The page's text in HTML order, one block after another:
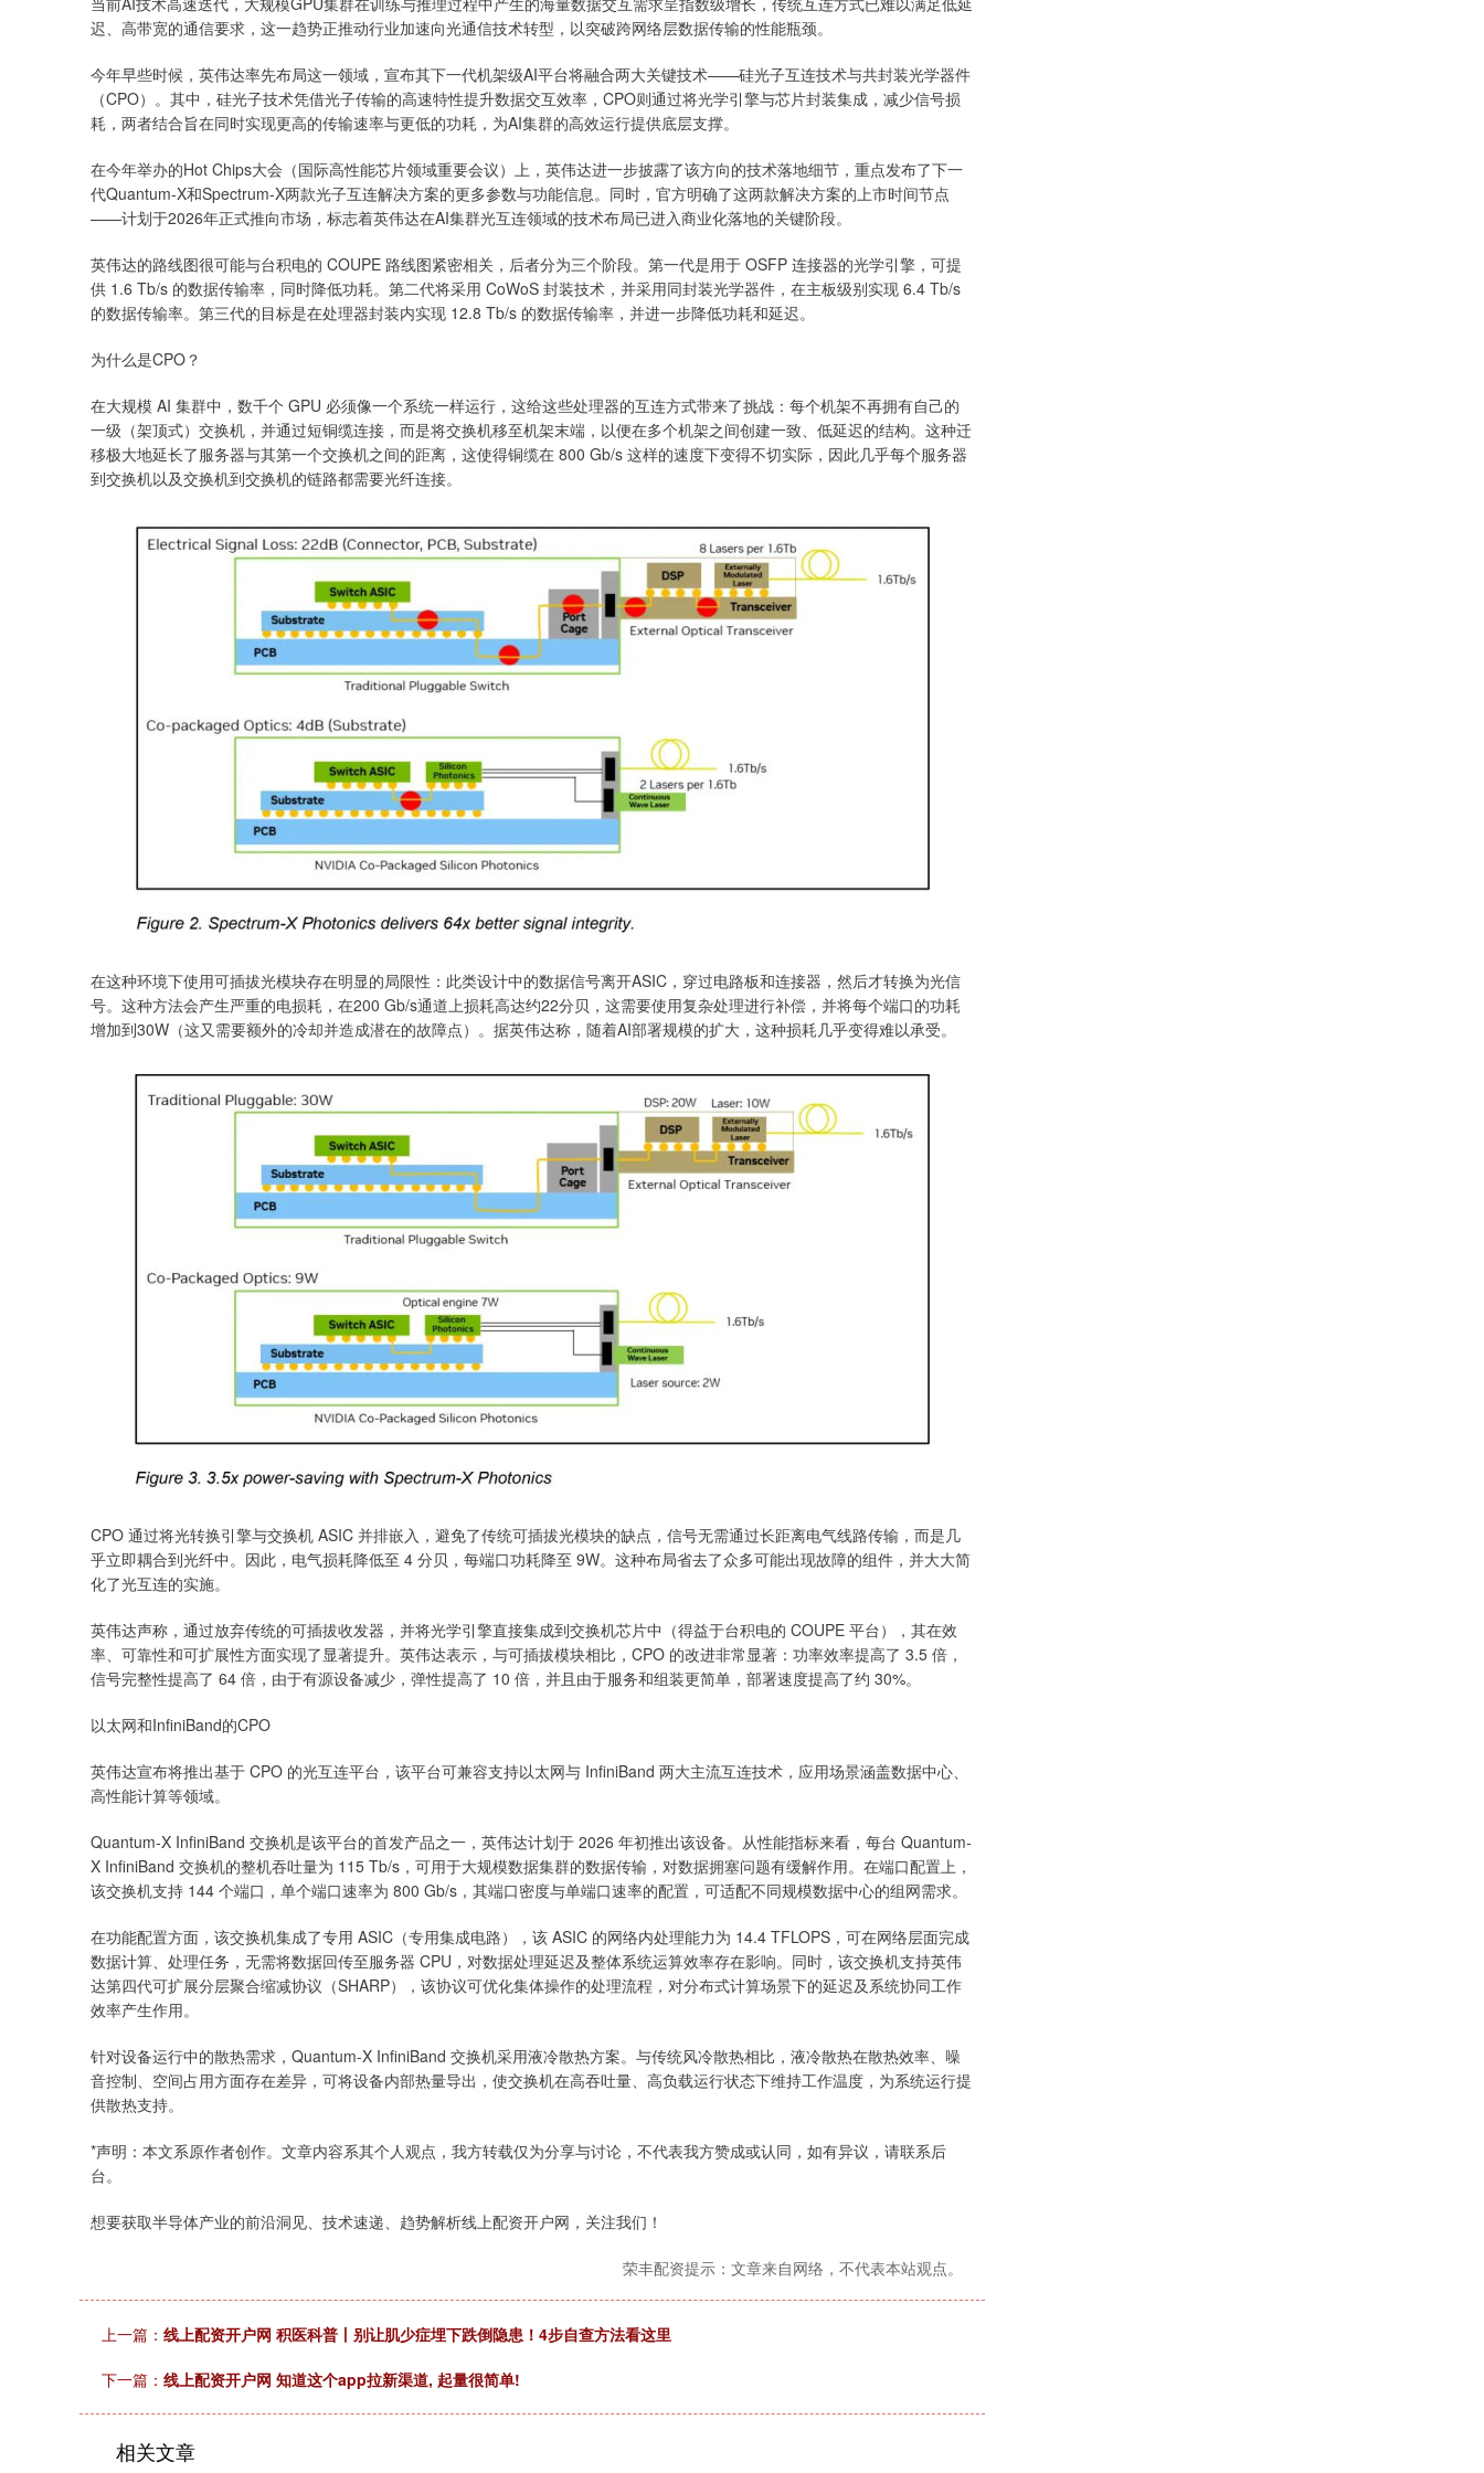
迟、高带宽的通信要求，这一趋势正推动行业加速向光通信技术转型，以突破跨网络层数据传输的性能瓶颈。
今年早些时候，英伟达率先布局这一领域，宣布其下一代机架级AI平台将融合两大关键技术——硅光子互连技术与共封装光学器件
（CPO）。其中，硅光子技术凭借光子传输的高速特性提升数据交互效率，CPO则通过将光学引擎与芯片封装集成，减少信号损
耗，两者结合旨在同时实现更高的传输速率与更低的功耗，为AI集群的高效运行提供底层支撑。
在今年举办的Hot Chips大会（国际高性能芯片领域重要会议）上，英伟达进一步披露了该方向的技术落地细节，重点发布了下一
代Quantum-X和Spectrum-X两款光子互连解决方案的更多参数与功能信息。同时，官方明确了这两款解决方案的上市时间节点
——计划于2026年正式推向市场，标志着英伟达在AI集群光互连领域的技术布局已进入商业化落地的关键阶段。
英伟达的路线图很可能与台积电的 COUPE 路线图紧密相关，后者分为三个阶段。第一代是用于 OSFP 连接器的光学引擎，可提
供 1.6 Tb/s 的数据传输率，同时降低功耗。第二代将采用 CoWoS 封装技术，并采用同封装光学器件，在主板级别实现 6.4 Tb/s
的数据传输率。第三代的目标是在处理器封装内实现 12.8 Tb/s 的数据传输率，并进一步降低功耗和延迟。
为什么是CPO？
在大规模 AI 集群中，数千个 GPU 必须像一个系统一样运行，这给这些处理器的互连方式带来了挑战：每个机架不再拥有自己的
一级（架顶式）交换机，并通过短铜缆连接，而是将交换机移至机架末端，以便在多个机架之间创建一致、低延迟的结构。这种迁
移极大地延长了服务器与其第一个交换机之间的距离，这使得铜缆在 800 Gb/s 这样的速度下变得不切实际，因此几乎每个服务器
到交换机以及交换机到交换机的链路都需要光纤连接。
在这种环境下使用可插拔光模块存在明显的局限性：此类设计中的数据信号离开ASIC，穿过电路板和连接器，然后才转换为光信
号。这种方法会产生严重的电损耗，在200 Gb/s通道上损耗高达约22分贝，这需要使用复杂处理进行补偿，并将每个端口的功耗
增加到30W（这又需要额外的冷却并造成潜在的故障点）。据英伟达称，随着AI部署规模的扩大，这种损耗几乎变得难以承受。
CPO 通过将光转换引擎与交换机 ASIC 并排嵌入，避免了传统可插拔光模块的缺点，信号无需通过长距离电气线路传输，而是几
乎立即耦合到光纤中。因此，电气损耗降低至 4 分贝，每端口功耗降至 9W。这种布局省去了众多可能出现故障的组件，并大大简
化了光互连的实施。
英伟达声称，通过放弃传统的可插拔收发器，并将光学引擎直接集成到交换机芯片中（得益于台积电的 COUPE 平台），其在效
率、可靠性和可扩展性方面实现了显著提升。英伟达表示，与可插拔模块相比，CPO 的改进非常显著：功率效率提高了 3.5 倍，
信号完整性提高了 64 倍，由于有源设备减少，弹性提高了 10 倍，并且由于服务和组装更简单，部署速度提高了约 30%。
以太网和InfiniBand的CPO
英伟达宣布将推出基于 CPO 的光互连平台，该平台可兼容支持以太网与 InfiniBand 两大主流互连技术，应用场景涵盖数据中心、
高性能计算等领域。
Quantum-X InfiniBand 交换机是该平台的首发产品之一，英伟达计划于 2026 年初推出该设备。从性能指标来看，每台 Quantum-
X InfiniBand 交换机的整机吞吐量为 115 Tb/s，可用于大规模数据集群的数据传输，对数据拥塞问题有缓解作用。在端口配置上，
该交换机支持 144 个端口，单个端口速率为 800 Gb/s，其端口密度与单端口速率的配置，可适配不同规模数据中心的组网需求。
在功能配置方面，该交换机集成了专用 ASIC（专用集成电路），该 ASIC 的网络内处理能力为 14.4 TFLOPS，可在网络层面完成
数据计算、处理任务，无需将数据回传至服务器 CPU，对数据处理延迟及整体系统运算效率存在影响。同时，该交换机支持英伟
达第四代可扩展分层聚合缩减协议（SHARP），该协议可优化集体操作的处理流程，对分布式计算场景下的延迟及系统协同工作
效率产生作用。
针对设备运行中的散热需求，Quantum-X InfiniBand 交换机采用液冷散热方案。与传统风冷散热相比，液冷散热在散热效率、噪
音控制、空间占用方面存在差异，可将设备内部热量导出，使交换机在高吞吐量、高负载运行状态下维持工作温度，为系统运行提
供散热支持。
*声明：本文系原作者创作。文章内容系其个人观点，我方转载仅为分享与讨论，不代表我方赞成或认同，如有异议，请联系后
台。
想要获取半导体产业的前沿洞见、技术速递、趋势解析线上配资开户网，关注我们！
荣丰配资提示：文章来自网络，不代表本站观点。
上一篇： 线上配资开户网 积医科普丨别让肌少症埋下跌倒隐患！4步自查方法看这里
下一篇： 线上配资开户网 知道这个app拉新渠道, 起量很简单!
相关文章